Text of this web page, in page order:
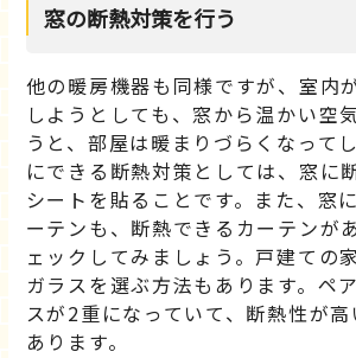
窓の断熱対策を行う
他の暖房機器も同様ですが、室内
しようとしても、窓から温かい空
うと、部屋は暖まりづらくなって
にできる断熱対策としては、窓に
シートを貼ることです。また、窓
ーテンも、断熱できるカーテンが
ェックしてみましょう。戸建ての
ガラスを選ぶ方法もあります。ペ
スが2重になっていて、断熱性が
あります。